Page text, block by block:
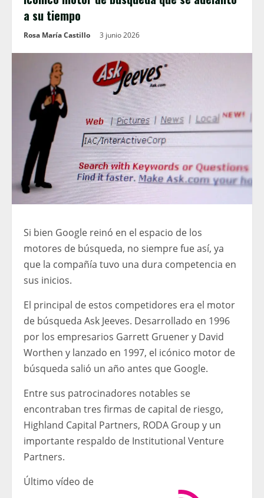
a su tiempo
Rosa María Castillo 3 junio 2026
Si bien Google reinó en el espacio de los
motores de búsqueda, no siempre fue así, ya
que la compañía tuvo una dura competencia en
sus inicios.
El principal de estos competidores era el motor
de búsqueda Ask Jeeves. Desarrollado en 1996
por los empresarios Garrett Gruener y David
Worthen y lanzado en 1997, el icónico motor de
búsqueda salió un año antes que Google.
Entre sus patrocinadores notables se
encontraban tres firmas de capital de riesgo,
Highland Capital Partners, RODA Group y un
importante respaldo de Institutional Venture
Partners.
Último vídeo de